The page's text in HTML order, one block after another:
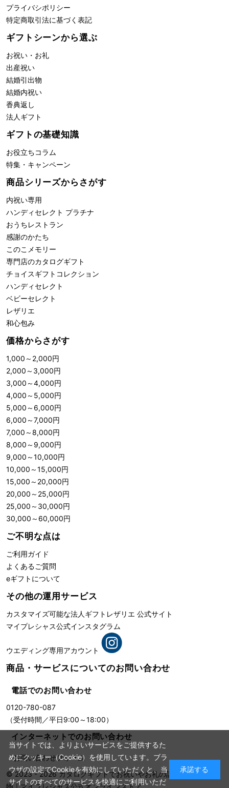
プライバシポリシー
特定商取引法に基づく表記
ギフトシーンから選ぶ
お祝い・お礼
出産祝い
結婚引出物
結婚内祝い
香典返し
法人ギフト
ギフトの基礎知識
お役立ちコラム
特集・キャンペーン
商品シリーズからさがす
内祝い専用
ハンディセレクト プラチナ
おうちレストラン
感謝のかたち
このこメモリー
専門店のカタログギフト
チョイスギフトコレクション
ハンディセレクト
ベビーセレクト
レザリエ
和心包み
価格からさがす
1,000 ～ 2,000円
2,000 ～ 3,000円
3,000 ～4,000円
4,000 ～ 5,000円
5,000 ～ 6,000円
6,000 ～7,000円
7,000 ～8,000円
8,000 ～ 9,000円
9,000 ～10,000円
10,000 ～15,000円
15,000 ～ 20,000円
20,000 ～ 25,000円
25,000 ～ 30,000円
30,000 ～ 60,000円
ご不明な点は
ご利用ガイド
よくあるご質問
eギフトについて
その他の運用サービス
カスタマイズ可能な法人ギフト レザリエ 公式サイト
マイプレシャス公式インスタグラム
ウエディング専用アカウント
商品・サービスについてのお問い合わせ
電話でのお問い合わせ
0120-780-087
（受付時間／平日9:00～18:00）
インターネットでのお問い合わせ
お問い合わせフォーム
© 2023 - 2026カタログギフトでお祝いやお礼の記念に残る贈り
物｜マイプレシャス公式オンラインストア
当サイトでは、よりよいサービスをご提供するた
めにクッキー（Cookie）を使用しています。ブラ
ウザの設定でCookieを有効にしていただくと、当
サイトのすべてのサービスを快適にご利用いただ
承諾する